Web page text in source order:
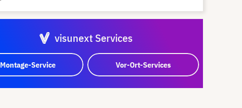
visunext Services
Montage-Service Vor-Ort-Services